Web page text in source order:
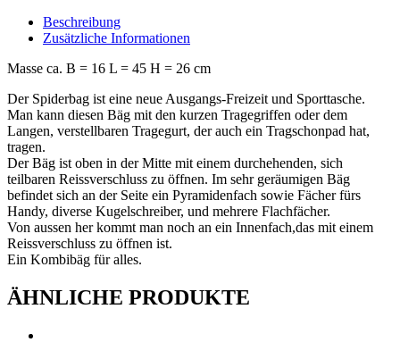
Beschreibung
Zusätzliche Informationen
Masse ca. B = 16 L = 45 H = 26 cm
Der Spiderbag ist eine neue Ausgangs-Freizeit und Sporttasche.
Man kann diesen Bäg mit den kurzen Tragegriffen oder dem
Langen, verstellbaren Tragegurt, der auch ein Tragschonpad hat,
tragen.
Der Bäg ist oben in der Mitte mit einem durchehenden, sich
teilbaren Reissverschluss zu öffnen. Im sehr geräumigen Bäg
befindet sich an der Seite ein Pyramidenfach sowie Fächer fürs
Handy, diverse Kugelschreiber, und mehrere Flachfächer.
Von aussen her kommt man noch an ein Innenfach,das mit einem
Reissverschluss zu öffnen ist.
Ein Kombibäg für alles.
ÄHNLICHE PRODUKTE